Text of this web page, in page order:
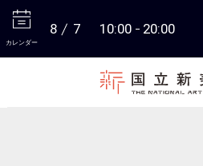
カレンダー
8 7 10:00 20:00